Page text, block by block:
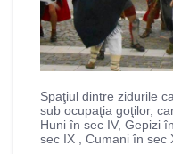
Spaţiul dintre zidurile
sub ocupaţia goţilor,
Huni în sec IV, Gepizi
sec IX , Cumani în sec